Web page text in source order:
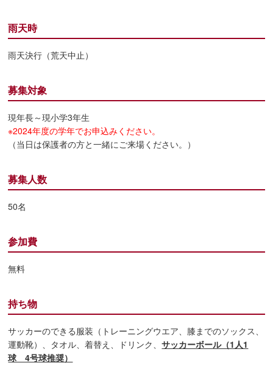
雨天時
雨天決行（荒天中止）
募集対象
現年長～現小学3年生
※2024年度の学年でお申込みください。
（当日は保護者の方と一緒にご来場ください。）
募集人数
50名
参加費
無料
持ち物
サッカーのできる服装（トレーニングウエア、膝までのソックス、
運動靴）、タオル、着替え、ドリンク、サッカーボール（1人1
球 4号球推奨）